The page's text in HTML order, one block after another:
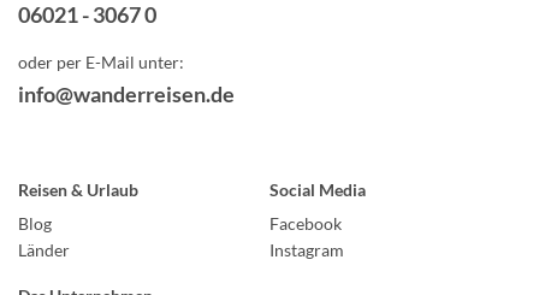
06021 - 3067 0
oder per E-Mail unter:
info@wanderreisen.de
Reisen & Urlaub
Blog
Länder
Social Media
Facebook
Instagram